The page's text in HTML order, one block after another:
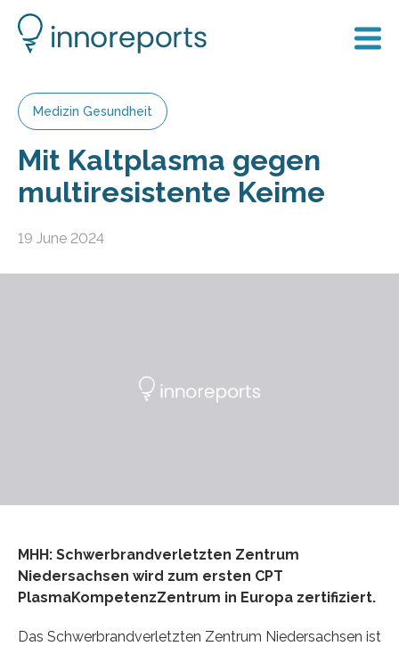
Medizin Gesundheit
Mit Kaltplasma gegen
multiresistente Keime
19 June 2024
MHH: Schwerbrandverletzten Zentrum
Niedersachsen wird zum ersten CPT
PlasmaKompetenzZentrum in Europa zertifiziert.
Das Schwerbrandverletzten Zentrum Niedersachsen ist